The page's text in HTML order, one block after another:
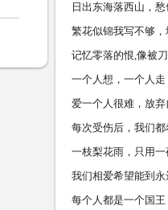
日出东海落西山，
钻
繁花似锦我写不够，
记忆零落的恨,像被
一个人想，一个人
个人
爱一个人很难，放弃
每次受伤后，我们
一枝梨花雨，只用
我们相爱希望能到
每个人都是一个国